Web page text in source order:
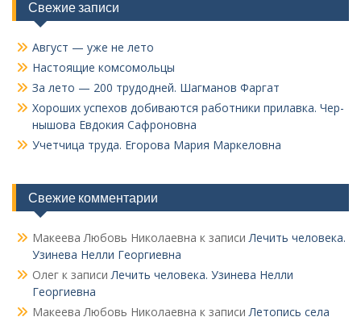
Свежие записи
Август — уже не лето
Настоящие комсомольцы
За лето — 200 трудодней. Шагманов Фаргат
Хороших успехов добиваются работники прилавка. Чер­
нышова Евдокия Сафроновна
Учетчица труда. Его­рова Мария Маркеловна
Свежие комментарии
Макеева Любовь Николаевна к записиЛечить человека.
Узинева Нелли Георгиевна
Олег к записиЛечить человека. Узинева Нелли
Георгиевна
Макеева Любовь Николаевна к записиЛетопись села